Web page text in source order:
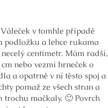
v tomhle případě
podložku a lehce rukama
centimetr. Mám radši,
nebo vezmi hrneček o
a opatrně v ní těsto spoj a
pomaž ze všech stran a
mačkaly. 🙂 Povrch